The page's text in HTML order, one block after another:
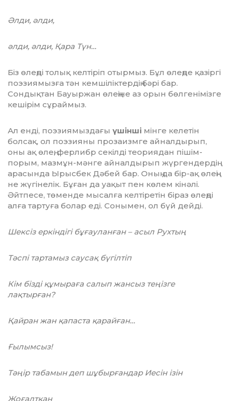
Әлди, әлди,
әлди, әлди, Қара Түн…
Біз өлеңді толық келтіріп отырмыз. Бұл өлеңде қазіргі
поэзиямызға тән кемшілік­тер­­дің бәрі бар.
Сондықтан Бауыржан өл­е­ңі­не аз орын бөлгенімізге
кешірім сұ­рай­мыз.
Ал енді, поэзиямыздағы үшінші мінге келетін
болсақ, ол поэзияны прозаизмге айналдырып,
оны ақ өлең, ферлибр секілді теориядан пішім-
порым, мазмұн-мәнге ай­налдырып жүргендердің
арасында Ырыс­бек Дәбей бар. Оның да бір-ақ өлеңі­
не жүгінелік. Бұған да уақыт пен көлем кінәлі.
Әйтпесе, төменде мысалға келтіретін бі­раз өлеңді
алға тартуға болар еді. Сонымен, ол бүй дейді.
Шексіз еркіндігі бұғауланған – асыл Рухтың
Тәспі тартамыз саусақ бүгілтіп
Кім бізді құмыраға салып жансыз теңізге
лақтырған?
Қайран жан қапаста қарайған…
Ғылымсыз!
Тәңір табамын деп шұбырғандар Иесін ізін
Жоғалтқан